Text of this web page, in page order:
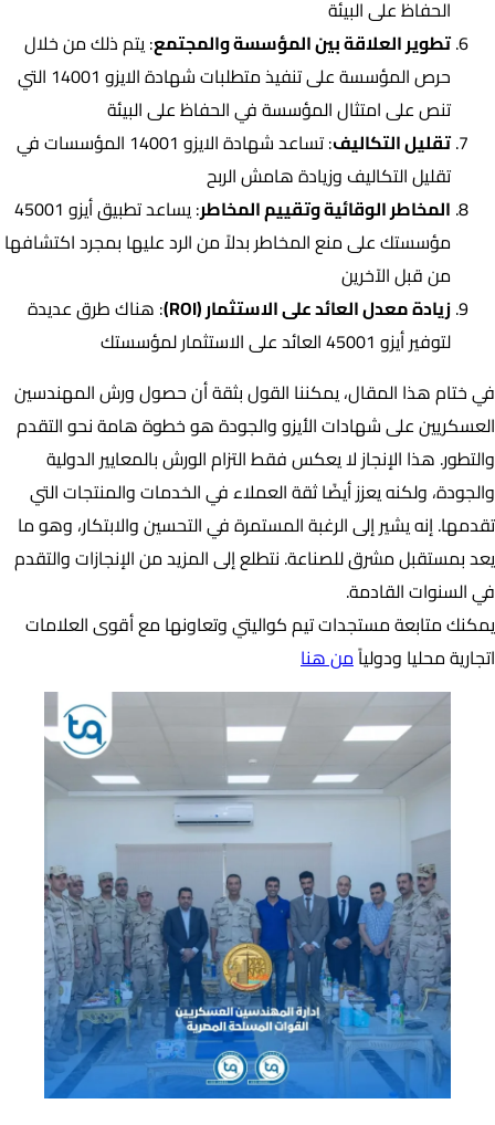
الحفاظ على البيئة
تطوير العلاقة بين المؤسسة والمجتمع: يتم ذلك من خلال
حرص المؤسسة على تنفيذ متطلبات شهادة الايزو 14001 التي
تنص على امتثال المؤسسة في الحفاظ على البيئة
تقليل التكاليف
: تساعد شهادة الايزو 14001 المؤسسات في
تقليل التكاليف وزيادة هامش الربح
المخاطر الوقائية وتقييم المخاطر
: يساعد تطبيق أيزو 45001
مؤسستك على منع المخاطر بدلاً من الرد عليها بمجرد اكتشافها
من قبل الآخرين
زيادة معدل العائد على الاستثمار (ROI)
: هناك طرق عديدة
لتوفير أيزو 45001 العائد على الاستثمار لمؤسستك
في ختام هذا المقال، يمكننا القول بثقة أن حصول ورش المهندسين
العسكريين على شهادات الأيزو والجودة هو خطوة هامة نحو التقدم
والتطور. هذا الإنجاز لا يعكس فقط التزام الورش بالمعايير الدولية
والجودة، ولكنه يعزز أيضًا ثقة العملاء في الخدمات والمنتجات التي
تقدمها. إنه يشير إلى الرغبة المستمرة في التحسين والابتكار، وهو ما
يعد بمستقبل مشرق للصناعة. نتطلع إلى المزيد من الإنجازات والتقدم
في السنوات القادمة.
يمكنك متابعة مستجدات تيم كواليتي وتعاونها مع أقوى العلامات
اتجارية محليا ودولياًمن هنا